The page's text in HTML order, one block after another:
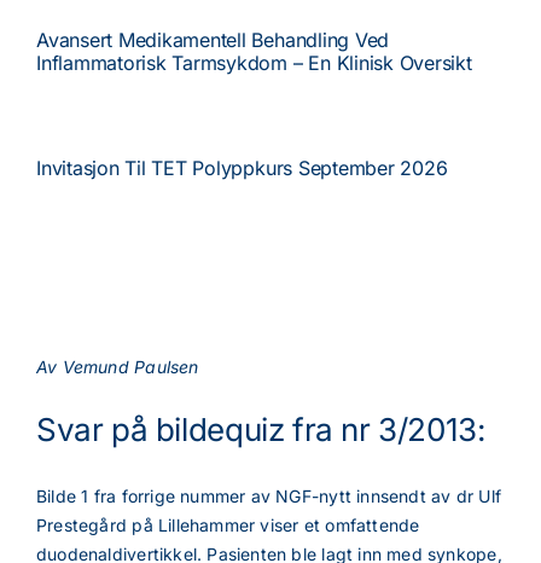
Avansert Medikamentell Behandling Ved
Inflammatorisk Tarmsykdom – En Klinisk Oversikt
Invitasjon Til TET Polyppkurs September 2026
Av Vemund Paulsen
Svar på bildequiz fra nr 3/2013:
Bilde 1 fra forrige nummer av NGF-nytt innsendt av dr Ulf
Prestegård på Lillehammer viser et omfattende
duodenaldivertikkel. Pasienten ble lagt inn med synkope,